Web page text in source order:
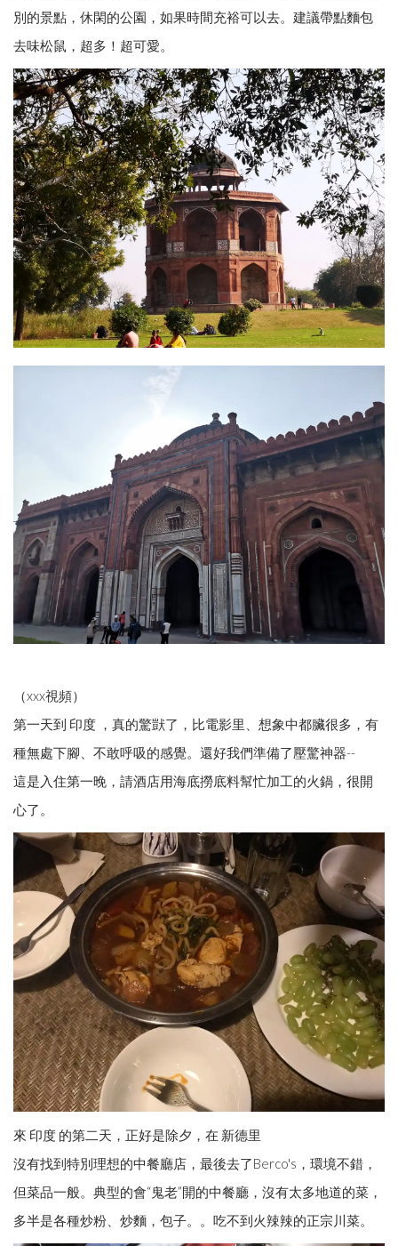
別的景點，休閑的公園，如果時間充裕可以去。建議帶點麵包
去味松鼠，超多！超可愛。
（xxx視頻）
第一天到 印度 ，真的驚獃了，比電影里、想象中都臟很多，有
種無處下腳、不敢呼吸的感覺。還好我們準備了壓驚神器--
這是入住第一晚，請酒店用海底撈底料幫忙加工的火鍋，很開
心了。
來 印度 的第二天，正好是除夕，在 新德里
沒有找到特別理想的中餐廳店，最後去了Berco's，環境不錯，
但菜品一般。典型的會“鬼老”開的中餐廳，沒有太多地道的菜，
多半是各種炒粉、炒麵，包子。。吃不到火辣辣的正宗川菜。